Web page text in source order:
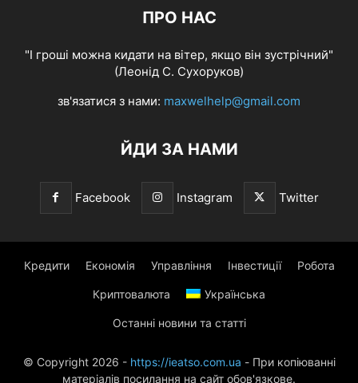
ПРО НАС
"І гроші можна кидати на вітер, якщо він зустрічний"
(Леонід С. Сухоруков)
зв'язатися з нами: maxwelhelp@gmail.com
ЙДИ ЗА НАМИ
Facebook Instagram Twitter
Кредити Економія Управління Інвестиції Робота
Криптовалюта Українська
Останні новини та статті
© Copyright 2026 - https://ieatso.com.ua - При копіюванні
матеріалів посилання на сайт обов'язкове.